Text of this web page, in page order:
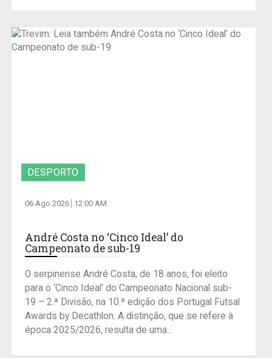
DESPORTO
06 Ago 2026 12:00 AM
André Costa no ‘Cinco Ideal’ do
Campeonato de sub-19
O serpinense André Costa, de 18 anos, foi eleito
para o ‘Cinco Ideal’ do Campeonato Nacional sub-
19 – 2.ª Divisão, na 10.ª edição dos Portugal Futsal
Awards by Decathlon. A distinção, que se refere à
época 2025/2026, resulta de uma...